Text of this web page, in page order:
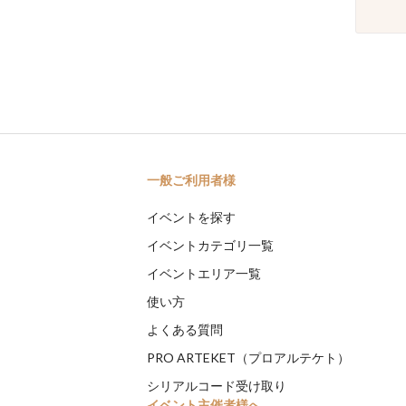
一般ご利用者様
イベントを探す
イベントカテゴリ一覧
イベントエリア一覧
使い方
よくある質問
PRO ARTEKET（プロアルテケト）
シリアルコード受け取り